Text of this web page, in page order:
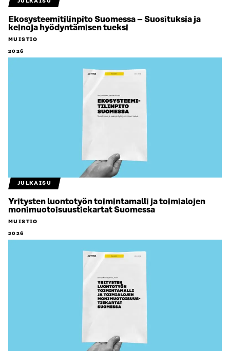
Ekosysteemitilinpito Suomessa – Suosituksia ja
keinoja hyödyntämisen tueksi
MUISTIO
2026
JULKAISU
Yritysten luontotyön toimintamalli ja toimialojen
monimuotoisuustiekartat Suomessa
MUISTIO
2026